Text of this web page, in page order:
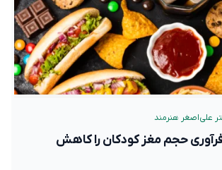
علی‌اصغر هنرمند
حجم مغز کودکان را کاهش